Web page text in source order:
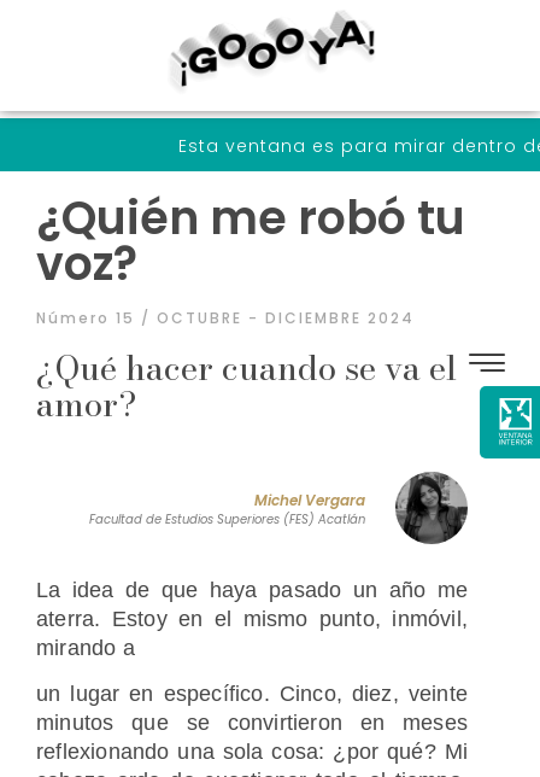
Esta ventana es para mirar dentro de
¿Quién me robó tu
voz?
Número 15 / OCTUBRE - DICIEMBRE 2024
¿Qué hacer cuando se va el
amor?
Michel Vergara
Facultad de Estudios Superiores (FES) Acatlán
La idea de que haya pasado un año me
aterra. Estoy en el mismo punto, inmóvil,
mirando a
un lugar en específico. Cinco, diez, veinte
minutos que se convirtieron en meses
reflexionando una sola cosa: ¿por qué? Mi